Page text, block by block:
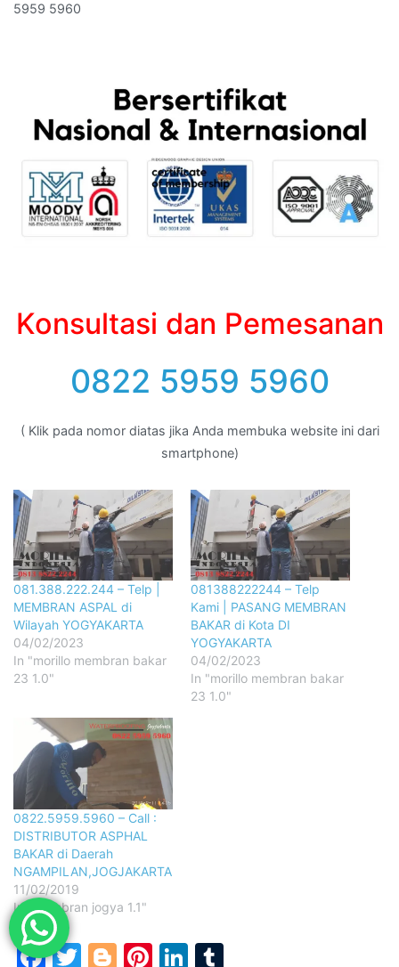
5959 5960
Konsultasi dan Pemesanan
0822 5959 5960
( Klik pada nomor diatas jika Anda membuka website ini dari
smartphone)
081.388.222.244 – Telp |
MEMBRAN ASPAL di
Wilayah YOGYAKARTA
04/02/2023
In "morillo membran bakar
23 1.0"
081388222244 – Telp
Kami | PASANG MEMBRAN
BAKAR di Kota DI
YOGYAKARTA
04/02/2023
In "morillo membran bakar
23 1.0"
0822.5959.5960 – Call :
DISTRIBUTOR ASPHAL
BAKAR di Daerah
NGAMPILAN,JOGJAKARTA
11/02/2019
In "membran jogya 1.1"
Facebook
Twitter
Blogger
Pinterest
LinkedIn